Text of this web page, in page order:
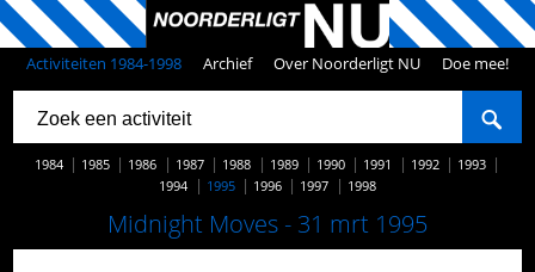
Activiteiten 1984-1998 Archief Over Noorderligt NU Doe mee!
1984 1985 1986 1987 1988 1989 1990 1991 1992
1993
1994
1995 1996 1997 1998
Midnight Moves - 31 mrt 1995